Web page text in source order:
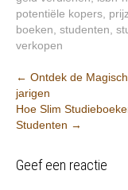
potentiële kopers
boeken studenten
verkopen
Post
navigation
← Ontdek de
jarigen
Hoe Slim
Studenten →
Geef een reactie